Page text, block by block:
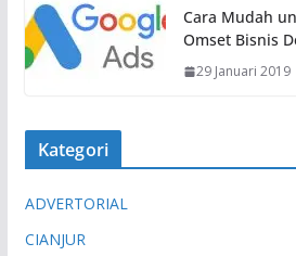
Cara Mudah
Omset Bisnis
29 Januari 2019
Kategori
ADVERTORIAL
CIANJUR